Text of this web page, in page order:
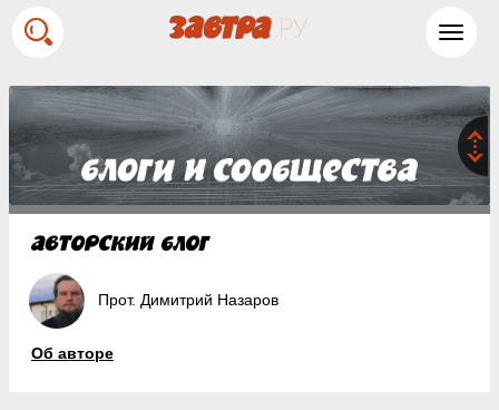
Прот. Димитрий Назаров
Об авторе